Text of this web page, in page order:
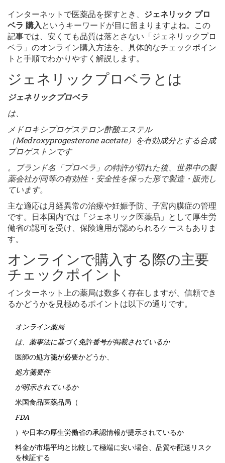
インターネットで医薬品を探すとき、 ジェネリック プロ
ベラ 購入というキーワードが目に留まりますよね。この
記事では、安くても品質は落とさない「ジェネリックプロ
ベラ」のオンライン購入方法を、具体的なチェックポイン
トと手順でわかりやすく解説します。
ジェネリックプロベラとは
ジェネリックプロベラ
は、
メドロキシプロゲステロン酢酸エステル
（Medroxyprogesterone acetate）を有効成分とする合成
プロゲストンです
。ブランド名「プロベラ」の特許が切れた後、世界中の製
薬会社が同等の有効性・安全性を保った形で製造・販売し
ています。
主な適応は月経異常の治療や妊娠予防、子宮内膜症の管理
です。日本国内では「ジェネリック医薬品」として厚生労
働省の認可を受け、保険適用が認められるケースもありま
す。
オンラインで購入する際の主要
チェックポイント
インターネット上の薬局は数多く存在しますが、信頼でき
るかどうかを見極めるポイントは以下の通りです。
オンライン薬局
は、薬事法に基づく免許番号が掲載されているか
医師の処方箋が必要かどうか、
処方箋要件
が明示されているか
米国食品医薬品局（
FDA
）や日本の厚生労働省の承認情報が提示されているか
料金が市場平均と比較して極端に安い場合、品質や配送リスク
を検証する